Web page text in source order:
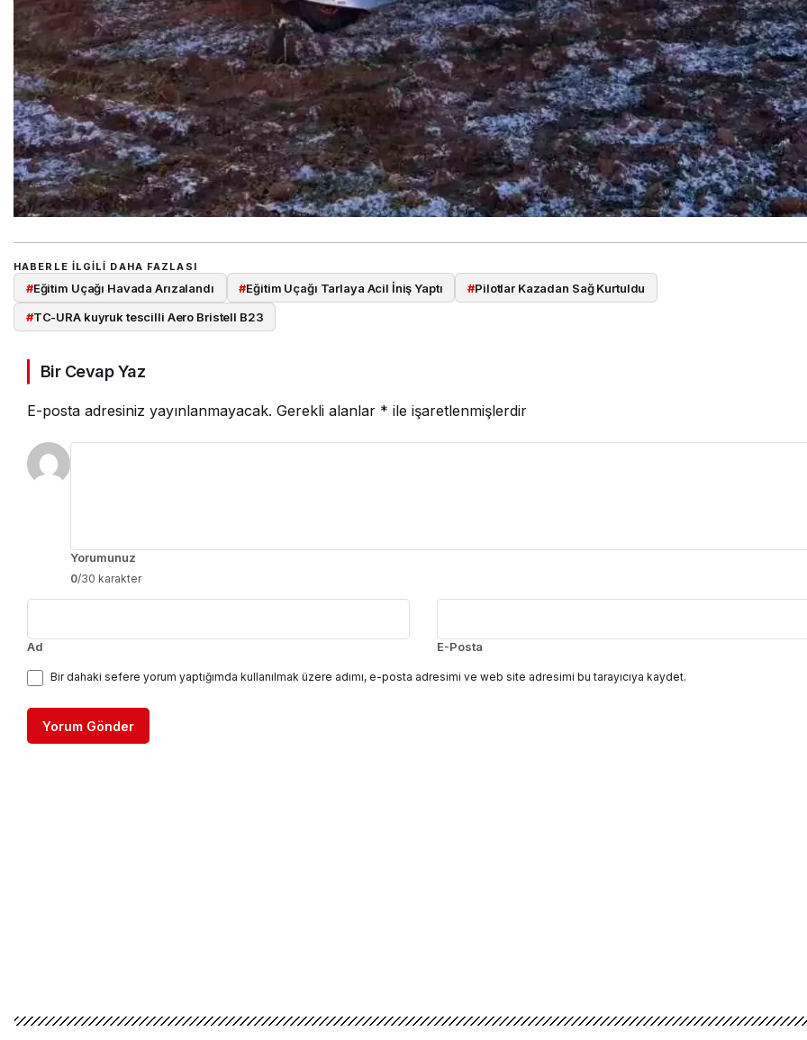
HABERLE ILGILI DAHA FAZLASI
#Eğitim Uçağı Havada Arızalandı #Eğitim Uçağı Tarlaya Acil İniş Yaptı #Pilotlar Kazadan Sağ Kurtuldu
#TC-URA kuyruk tescilli Aero Bristell B23
Bir Cevap Yaz
E-posta adresiniz yayınlanmayacak. Gerekli alanlar * ile işaretlenmişlerdir
Yorumunuz
0/30 karakter
Ad E-Posta
Bir dahaki sefere yorum yaptığımda kullanılmak üzere adımı, e-posta adresimi ve web site adresimi bu tarayıcıya kaydet.
Yorum Gönder